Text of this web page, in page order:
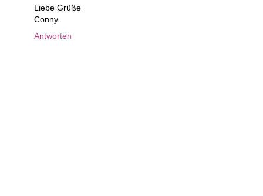
Liebe Grüße
Conny
Antworten